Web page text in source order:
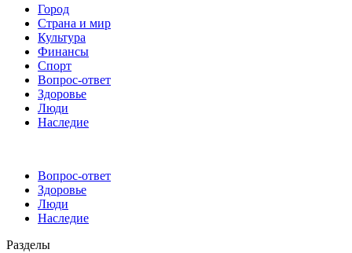
Город
Страна и мир
Культура
Финансы
Спорт
Вопрос-ответ
Здоровье
Люди
Наследие
Вопрос-ответ
Здоровье
Люди
Наследие
Разделы